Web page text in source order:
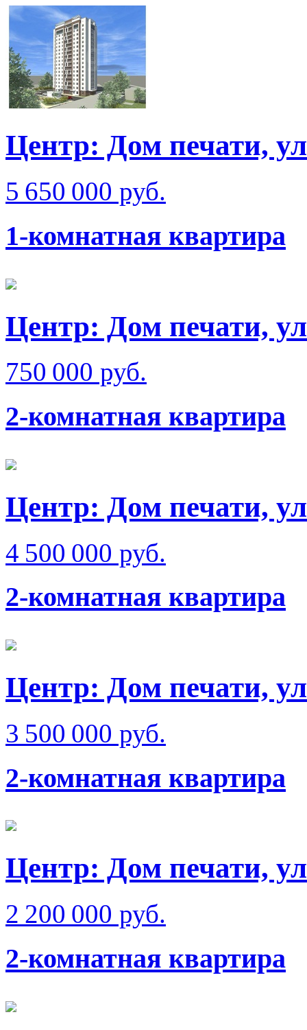
Центр: Дом печати,
5 650 000 руб.
1-комнатная квартира
Центр: Дом печати,
750 000 руб.
2-комнатная квартира
Центр: Дом печати,
4 500 000 руб.
2-комнатная квартира
Центр: Дом печати,
3 500 000 руб.
2-комнатная квартира
Центр: Дом печати,
2 200 000 руб.
2-комнатная квартира